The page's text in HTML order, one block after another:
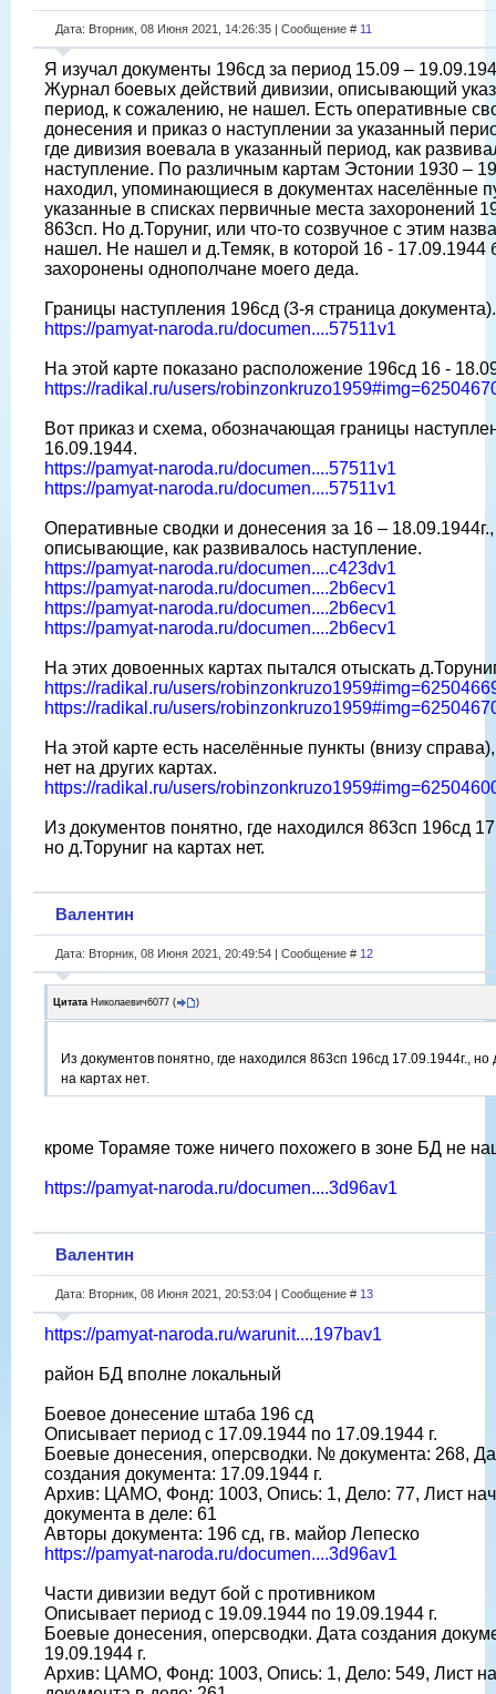
Дата: Вторник, 08 Июня 2021, 14:26:35 | Сообщение # 11
Я изучал документы 196сд за период 15.09 –
Журнал боевых действий дивизии, описывающий
период, к сожалению, не нашел. Есть оперативные
донесения и приказ о наступлении за указанный
где дивизия воевала в указанный период, как
наступление. По различным картам Эстонии 1930 –
находил, упоминающиеся в документах населённые
указанные в списках первичные места захоронений
863сп. Но д.Торуниг, или что-то созвучное с этим
нашел. Не нашел и д.Темяк, в которой 16 - 17.09.1944
захоронены однополчане моего деда.
Границы наступления 196сд (3-я страница документа).
https://pamyat-naroda.ru/documen....57511v1
На этой карте показано расположение 196сд 16 -
https://radikal.ru/users/
Вот приказ и схема, обозначающая границы
16.09.1944.
https://pamyat-naroda.ru/documen....57511v1
https://pamyat-naroda.ru/documen....57511v1
Оперативные сводки и донесения за 16 – 18.09.1944г.,
описывающие, как развивалось наступление.
https://pamyat-naroda.ru/documen....c423dv1
https://pamyat-naroda.ru/documen....2b6ecv1
https://pamyat-naroda.ru/documen....2b6ecv1
https://pamyat-naroda.ru/documen....2b6ecv1
На этих довоенных картах пытался отыскать
https://radikal.ru/users/
https://radikal.ru/users/
На этой карте есть населённые пункты (внизу
нет на других картах.
https://radikal.ru/users/
Из документов понятно, где находился 863сп 196сд
но д.Торуниг на картах нет.
Валентин
Дата: Вторник, 08 Июня 2021, 20:49:54 | Сообщение # 12
Цитата Николаевич6077 ( )
Из документов понятно, где находился 863сп 196сд 17.09.1944г., но
на картах нет.
кроме Торамяе тоже ничего похожего в зоне БД не
https://pamyat-naroda.ru/documen....3d96av1
Валентин
Дата: Вторник, 08 Июня 2021, 20:53:04 | Сообщение # 13
https://pamyat-naroda.ru/warunit....197bav1
район БД вполне локальный
Боевое донесение штаба 196 сд
Описывает период с 17.09.1944 по 17.09.1944 г.
Боевые донесения, оперсводки. № документа: 268,
создания документа: 17.09.1944 г.
Архив: ЦАМО, Фонд: 1003, Опись: 1, Дело: 77, Лист
документа в деле: 61
Авторы документа: 196 сд, гв. майор Лепеско
https://pamyat-naroda.ru/documen....3d96av1
Части дивизии ведут бой с противником
Описывает период с 19.09.1944 по 19.09.1944 г.
Боевые донесения, оперсводки. Дата создания
19.09.1944 г.
Архив: ЦАМО, Фонд: 1003, Опись: 1, Дело: 549, Лист